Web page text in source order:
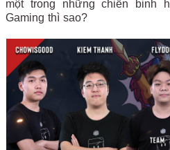
một trong những chiến binh
Gaming thì sao?